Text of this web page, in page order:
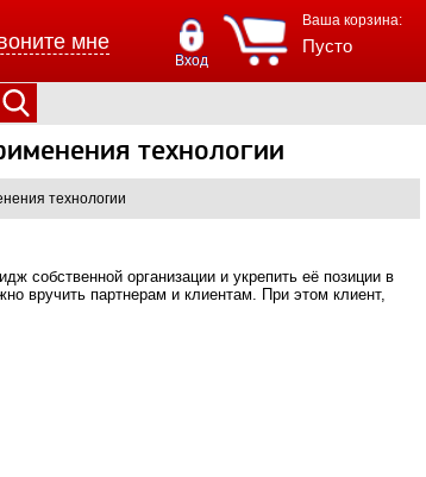
мне
Ваша корзина:
Пусто
Вход
технологии
технологии
собственной организации и укрепить её позиции в
вручить партнерам и клиентам. При этом клиент,